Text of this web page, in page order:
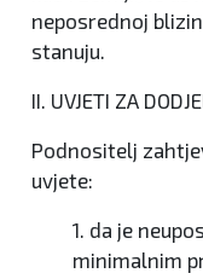
neposrednoj
stanuju.
II. UVJETI ZA
Podnositelj
uvjete:
1. da je
minimalnim